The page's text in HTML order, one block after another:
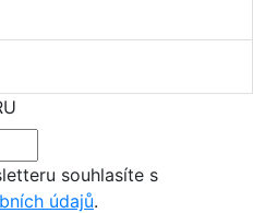
souhlasíte s
údajů.